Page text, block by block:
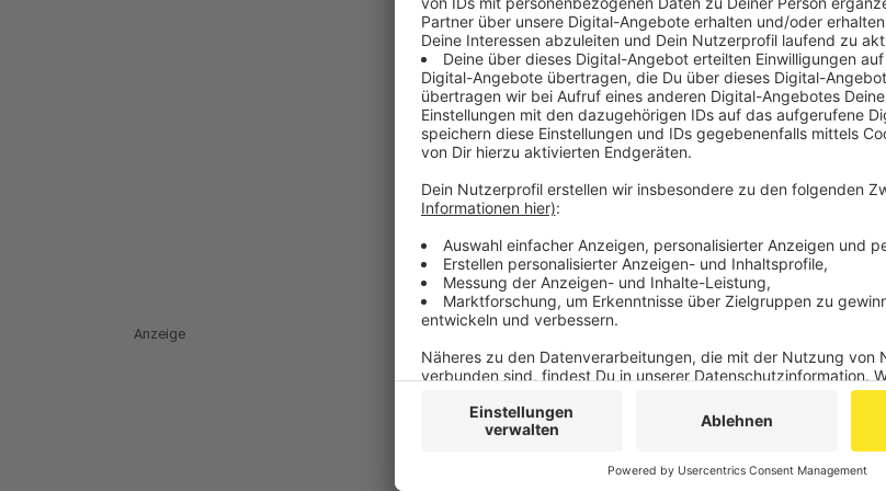
Die Überreste kamen laut Polizei an
stufte der Kampfmittelräumdienst sie
Wegen des Einsatzes waren kurzzeitig
gesperrt.
Anzeige